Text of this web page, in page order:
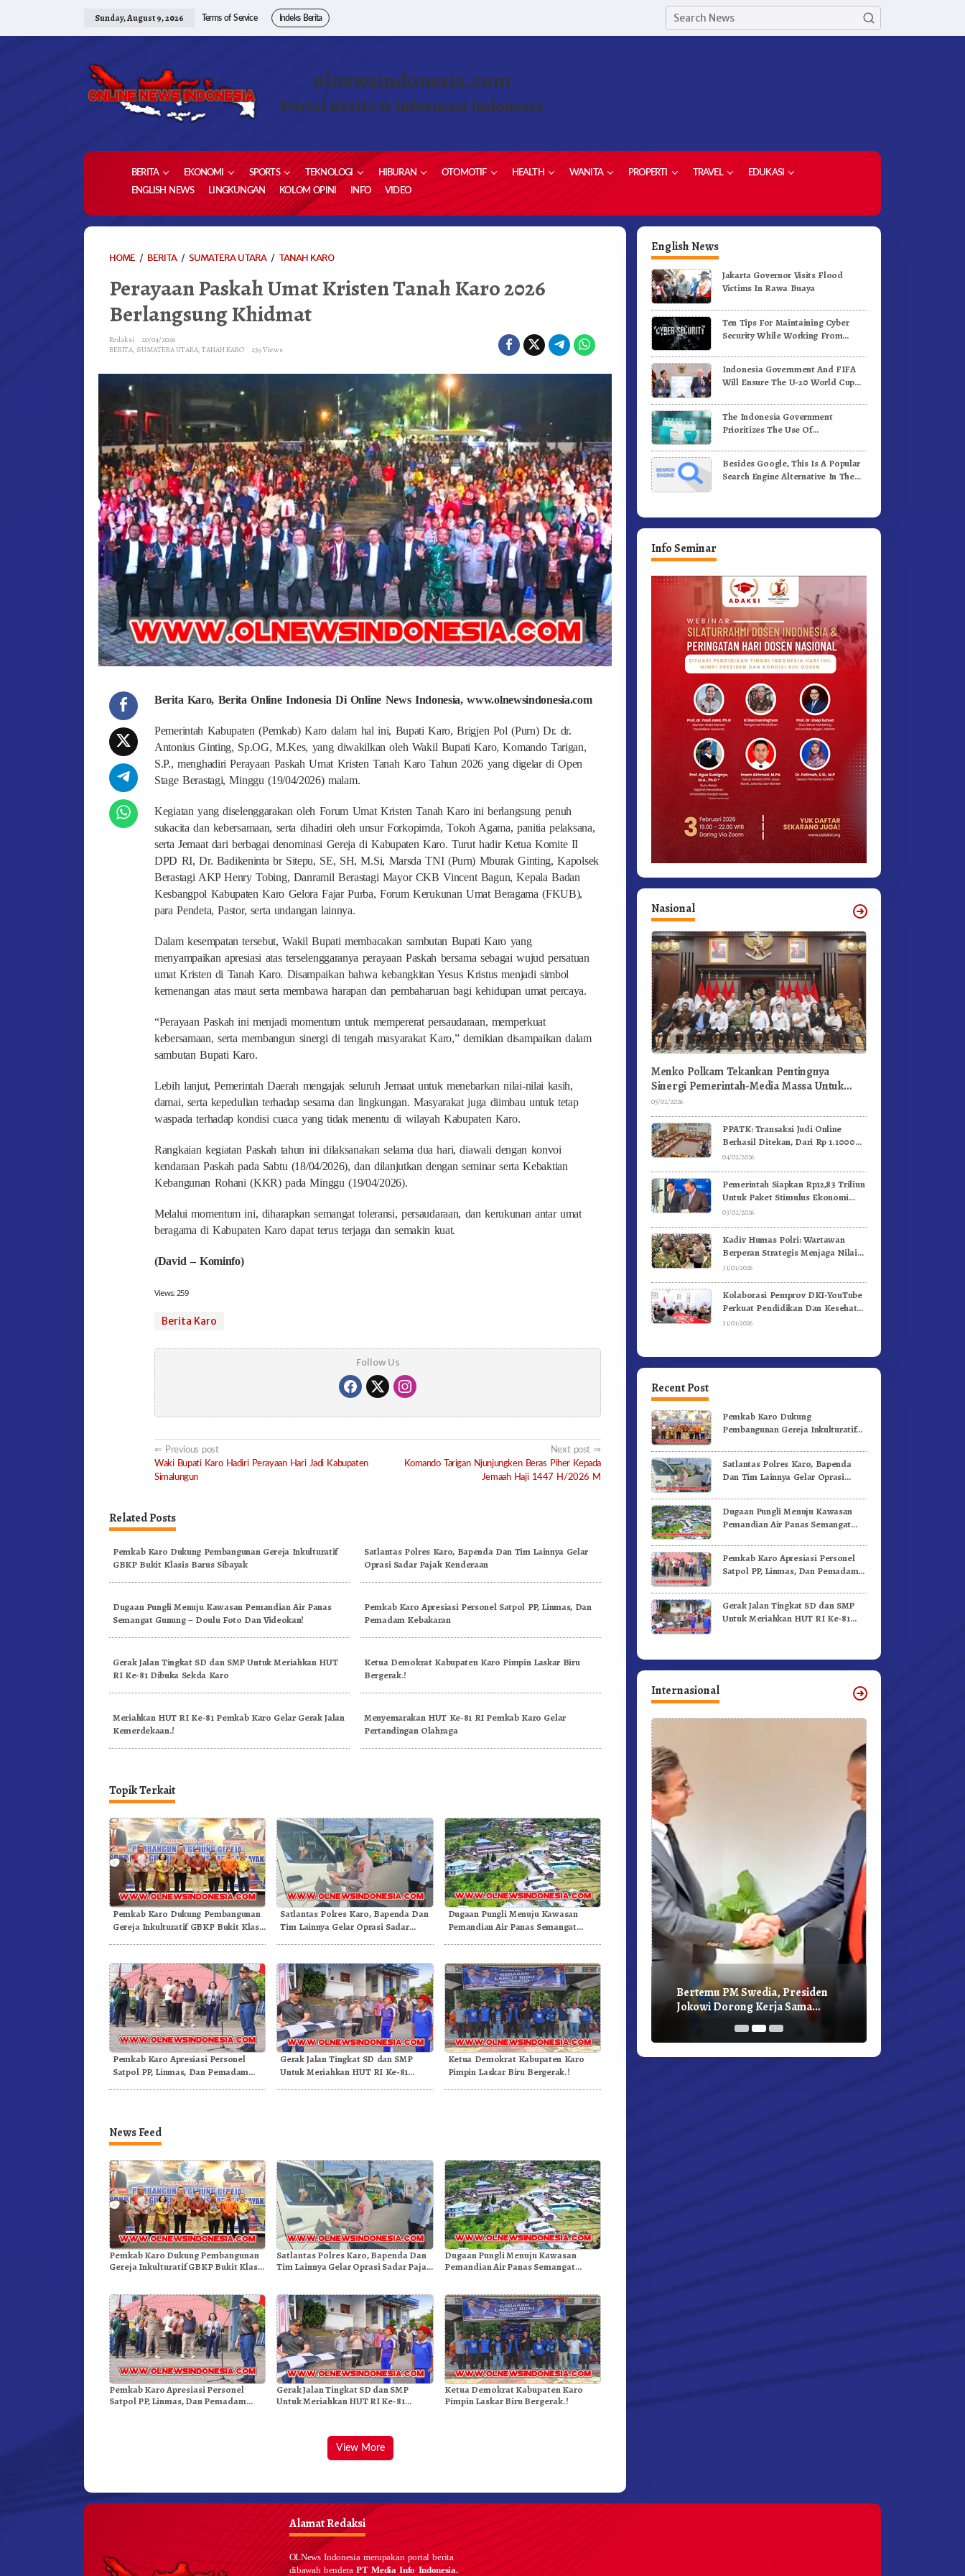
Sunday, August 9, 2026 Terms of Service Indeks Berita
olnewsindonesia.com
Portal Berita & Informasi Indonesia
BERITA EKONOMI SPORTS TEKNOLOGI HIBURAN OTOMOTIF HEALTH WANITA PROPERTI TRAVEL
EDUKASI
ENGLISH NEWS
LINGKUNGAN KOLOM OPINI INFO VIDEO
HOME / BERITA / SUMATERA UTARA / TANAH KAROPERAYAAN
UMAT
KRISTEN
Perayaan Paskah Umat Kristen Tanah Karo 2026
Berlangsung Khidmat
Redaksi
20/04/2026
BERITA, SUMATERA UTARA,TANAH KARO 259 Views
Berita Karo, Berita Online Indonesia Di Online News Indonesia, www.olnewsindonesia.com
Pemerintah Kabupaten (Pemkab) Karo dalam hal ini, Bupati Karo, Brigjen Pol (Purn) Dr. dr.
Antonius Ginting, Sp.OG, M.Kes, yang diwakilkan oleh Wakil Bupati Karo, Komando Tarigan,
S.P., menghadiri Perayaan Paskah Umat Kristen Tanah Karo Tahun 2026 yang digelar di Open
Stage Berastagi, Minggu (19/04/2026) malam.
Kegiatan yang diselenggarakan oleh Forum Umat Kristen Tanah Karo ini berlangsung penuh
sukacita dan kebersamaan, serta dihadiri oleh unsur Forkopimda, Tokoh Agama, panitia pelaksana,
serta Jemaat dari berbagai denominasi Gereja di Kabupaten Karo. Turut hadir Ketua Komite II
DPD RI, Dr. Badikeninta br Sitepu, SE, SH, M.Si, Marsda TNI (Purn) Mburak Ginting, Kapolsek
Berastagi AKP Henry Tobing, Danramil Berastagi Mayor CKB Vincent Bagun, Kepala Badan
Kesbangpol Kabupaten Karo Gelora Fajar Purba, Forum Kerukunan Umat Beragama (FKUB),
para Pendeta, Pastor, serta undangan lainnya.
Dalam kesempatan tersebut, Wakil Bupati membacakan sambutan Bupati Karo yang
menyampaikan apresiasi atas terselenggaranya perayaan Paskah bersama sebagai wujud persatuan
umat Kristen di Tanah Karo. Disampaikan bahwa kebangkitan Yesus Kristus menjadi simbol
kemenangan atas maut serta membawa harapan dan pembaharuan bagi kehidupan umat percaya.
“Perayaan Paskah ini menjadi momentum untuk mempererat persaudaraan, memperkuat
kebersamaan, serta membangun sinergi di tengah masyarakat Karo,” demikian disampaikan dalam
sambutan Bupati Karo.
Lebih lanjut, Pemerintah Daerah mengajak seluruh Jemaat untuk menebarkan nilai-nilai kasih,
damai, serta kepedulian terhadap sesama dan lingkungan. Masyarakat juga diimbau untuk tetap
waspada terhadap kondisi cuaca yang tidak menentu di wilayah Kabupaten Karo.
Rangkaian kegiatan Paskah tahun ini dilaksanakan selama dua hari, diawali dengan konvoi
kendaraan Paskah pada Sabtu (18/04/2026), dan dilanjutkan dengan seminar serta Kebaktian
Kebangunan Rohani (KKR) pada Minggu (19/04/2026).
Melalui momentum ini, diharapkan semangat toleransi, persaudaraan, dan kerukunan antar umat
beragama di Kabupaten Karo dapat terus terjaga dan semakin kuat.
(David – Kominfo)
Views: 259
Berita Karo
Follow Us
Post
navigation
Previous post
Waki Bupati Karo Hadiri Perayaan Hari Jadi Kabupaten
Simalungun
Next post
Komando Tarigan Njunjungken Beras Piher Kepada
Jemaah Haji 1447 H/2026 M
Related Posts
Pemkab Karo Dukung Pembangunan Gereja Inkulturatif
GBKP Bukit Klasis Barus Sibayak
Satlantas Polres Karo, Bapenda Dan Tim Lainnya Gelar
Oprasi Sadar Pajak Kenderaan
Dugaan Pungli Menuju Kawasan Pemandian Air Panas
Semangat Gunung – Doulu Foto Dan Videokan!
Pemkab Karo Apresiasi Personel Satpol PP, Linmas, Dan
Pemadam Kebakaran
Gerak Jalan Tingkat SD dan SMP Untuk Meriahkan HUT
RI Ke-81 Dibuka Sekda Karo
Ketua Demokrat Kabupaten Karo Pimpin Laskar Biru
Bergerak.!
Meriahkan HUT RI Ke-81 Pemkab Karo Gelar Gerak Jalan
Kemerdekaan.!
Menyemarakan HUT Ke-81 RI Pemkab Karo Gelar
Pertandingan Olahraga
Topik Terkait
Pemkab Karo Dukung Pembangunan
Gereja Inkulturatif GBKP Bukit Klasis
Satlantas Polres Karo, Bapenda Dan
Tim Lainnya Gelar Oprasi Sadar
Dugaan Pungli Menuju Kawasan
Pemandian Air Panas Semangat
Pemkab Karo Apresiasi Personel
Satpol PP, Linmas, Dan Pemadam
Gerak Jalan Tingkat SD dan SMP
Untuk Meriahkan HUT RI Ke-81
Ketua Demokrat Kabupaten Karo
Pimpin Laskar Biru Bergerak.!
News Feed
Pemkab Karo Dukung Pembangunan
Gereja Inkulturatif GBKP Bukit Klasis
Satlantas Polres Karo, Bapenda Dan
Tim Lainnya Gelar Oprasi Sadar Pajak
Dugaan Pungli Menuju Kawasan
Pemandian Air Panas Semangat
Pemkab Karo Apresiasi Personel
Satpol PP, Linmas, Dan Pemadam
Gerak Jalan Tingkat SD dan SMP
Untuk Meriahkan HUT RI Ke-81
Ketua Demokrat Kabupaten Karo
Pimpin Laskar Biru Bergerak.!
View More
English News
Jakarta Governor Visits Flood
Victims In Rawa Buaya
Ten Tips For Maintaining Cyber
Security While Working From
Indonesia Government And FIFA
Will Ensure The U-20 World Cup
Standards
The Indonesia Government
Prioritizes The Use Of
Vaccines
Besides Google, This Is A Popular
Search Engine Alternative In The
Info Seminar
Nasional
Menko Polkam Tekankan Pentingnya
Sinergi Pemerintah-Media Massa Untuk
Jaga Stabilitas Bangsa
05/02/2026
PPATK: Transaksi Judi Online
Berhasil Ditekan, Dari Rp 1.1000
Triliun Menjadi Rp 268 Triliun
04/02/2026
Pemerintah Siapkan Rp12,83 Triliun
Untuk Paket Stimulus Ekonomi
Kuartal I-2026
03/02/2026
Kadiv Humas Polri: Wartawan
Berperan Strategis Menjaga Nilai
Kebangsaan, Demokrasi, dan NKRI
31/01/2026
Kolaborasi Pemprov DKI-YouTube
Perkuat Pendidikan Dan Kesehatan
Mental
31/01/2026
Recent Post
Pemkab Karo Dukung
Pembangunan Gereja Inkulturatif
Satlantas Polres Karo, Bapenda
Dan Tim Lainnya Gelar Oprasi
Dugaan Pungli Menuju Kawasan
Pemandian Air Panas Semangat
Videokan!
Pemkab Karo Apresiasi Personel
Satpol PP, Linmas, Dan Pemadam
Gerak Jalan Tingkat SD dan SMP
Untuk Meriahkan HUT RI Ke-81
Internasional
Gempa Myanmar
Bertemu PM Swedia, Presiden
Jokowi Dorong Kerja Sama
Pembangunan Hijau
Alamat Redaksi
OLNews Indonesia merupakan portal berita
dibawah benderaPT Media Info Indonesia.